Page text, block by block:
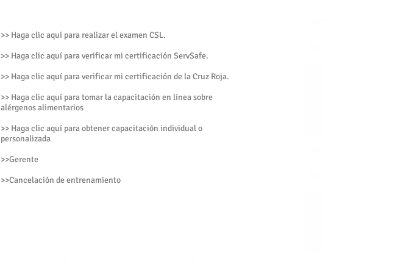
>> Haga clic aquí para realizar el examen CSL.
>> Haga clic aquí para verificar mi certificación ServSafe.
>> Haga clic aquí para verificar mi certificación de la Cruz Roja.
>> Haga clic aquí para tomar la capacitación en línea sobre
alérgenos alimentarios
>> Haga clic aquí para obtener capacitación individual o
personalizada
>>Gerente
>>Cancelación de entrenamiento